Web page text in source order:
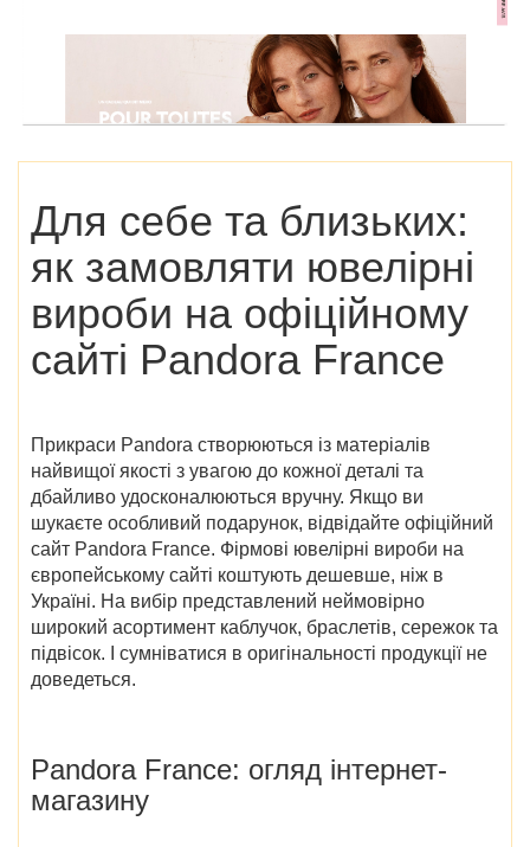
Для себе та близьких:
як замовляти ювелірні
вироби на офіційному
сайті Pandora France
Прикраси Pandora створюються із матеріалів
найвищої якості з увагою до кожної деталі та
дбайливо удосконалюються вручну. Якщо ви
шукаєте особливий подарунок, відвідайте офіційний
сайт Pandora France. Фірмові ювелірні вироби на
європейському сайті коштують дешевше, ніж в
Україні. На вибір представлений неймовірно
широкий асортимент каблучок, браслетів, сережок та
підвісок. І сумніватися в оригінальності продукції не
доведеться.
Pandora France: огляд інтернет-
магазину